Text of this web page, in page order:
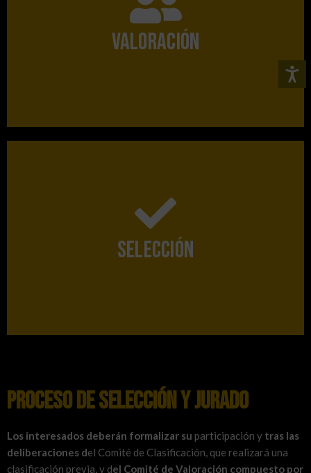
VALORACIÓN
Contamos en el Comité de Valoración con
profesionales del diseño de prestigio como Xavi
Calvo, David de Limón y Migue Martí Alcaraz.
SELECCIÓN
Entre todos los porfolios recibidos, se seleccionará
al diseñador que creará la imagen de las botellas de
agua sostenible del Casino.
Proceso de Selección y Jurado
Los interesados deberán formalizar su participación y tras las
deliberaciones del Comité de Clasificación, que realizará una
clasificación previa, y del Comité de Valoración compuesto por